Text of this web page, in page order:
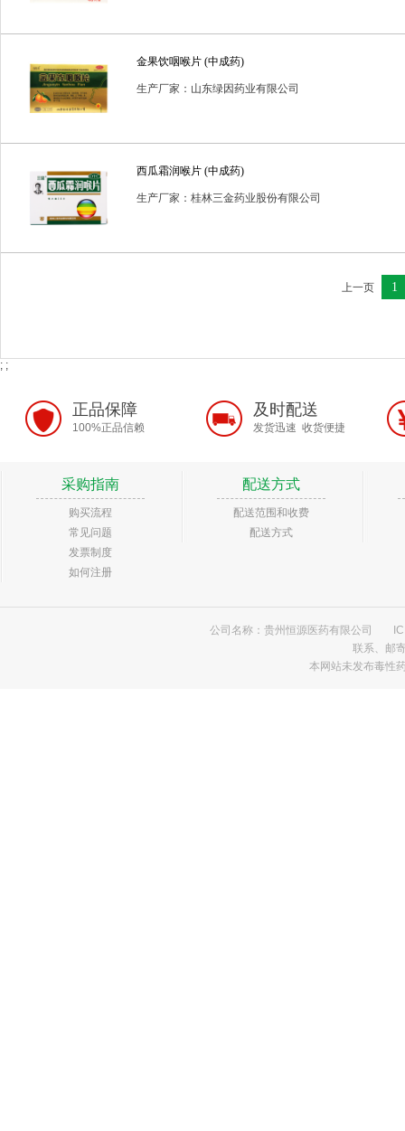
金果饮咽喉片 (中成药)
生产厂家：山东绿因药业有限公司
西瓜霜润喉片 (中成药)
生产厂家：桂林三金药业股份有限公司
上一页 1
; ;
正品保障
100%正品信赖
及时配送
发货迅速 收货便捷
采购指南
购买流程
常见问题
发票制度
如何注册
配送方式
配送范围和收费
配送方式
公司名称：贵州恒源医药有限公司
联系、邮
本网站未发布毒性